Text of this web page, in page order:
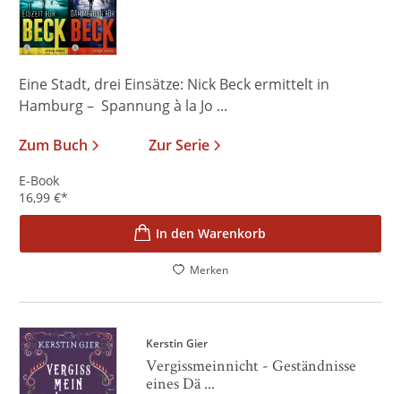
Eine Stadt, drei Einsätze: Nick Beck ermittelt in
Hamburg – Spannung à la Jo ...
Zum Buch
Zur Serie
E-Book
16,99 €*
In den Warenkorb
Merken
Kerstin Gier
Vergissmeinnicht - Geständnisse
eines Dä ...